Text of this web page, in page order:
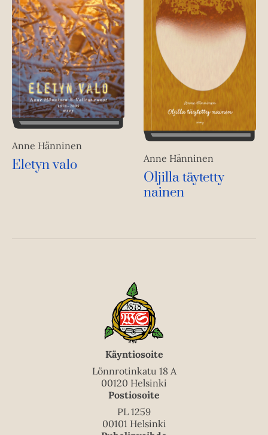
Anne Hänninen
Eletyn valo Anne Hänninen
Oljilla täytetty
nainen
Käyntiosoite
Lönnrotinkatu 18 A
00120 Helsinki
Postiosoite
PL 1259
00101 Helsinki